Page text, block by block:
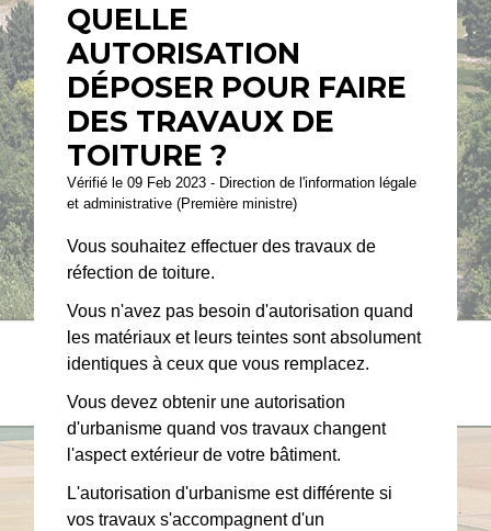
QUELLE
AUTORISATION
DÉPOSER POUR FAIRE
DES TRAVAUX DE
TOITURE ?
Vérifié le 09 Feb 2023 - Direction de l'information légale
et administrative (Première ministre)
Vous souhaitez effectuer des travaux de
réfection de toiture.
Vous n'avez pas besoin d'autorisation quand
les matériaux et leurs teintes sont absolument
identiques à ceux que vous remplacez.
Vous devez obtenir une autorisation
d'urbanisme quand vos travaux changent
l'aspect extérieur de votre bâtiment.
L'autorisation d'urbanisme est différente si
vos travaux s'accompagnent d'un